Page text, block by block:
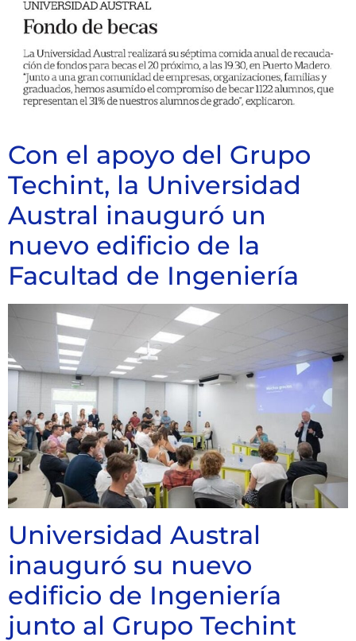
Con el apoyo del Grupo
Techint, la Universidad
Austral inauguró un
nuevo edificio de la
Facultad de Ingeniería
Universidad Austral
inauguró su nuevo
edificio de Ingeniería
junto al Grupo Techint